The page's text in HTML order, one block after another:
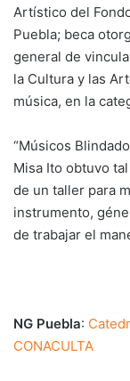
Artístico del
Puebla; beca
general de
la Cultura y las
música, en la
“Músicos
Misa Ito obtuvo
de un taller para
instrumento,
de trabajar el
NG Puebla:
CONACULTA